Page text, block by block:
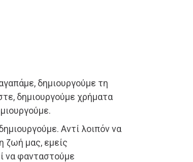
δημιουργούμε τη
δημιουργούμε χρήματα
Αντί λοιπόν να
ζωή μας, εμείς
να φανταστούμε